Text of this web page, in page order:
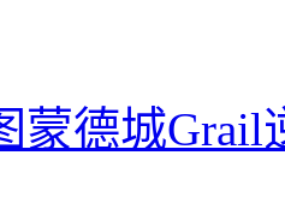
蒙德城Grail